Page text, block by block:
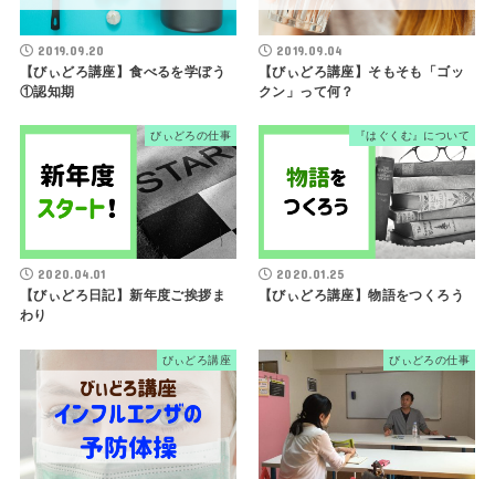
2019.09.20
【びぃどろ講座】食べるを学ぼう
①認知期
2019.09.04
【びぃどろ講座】そもそも「ゴッ
クン」って何？
びぃどろの仕事
2020.04.01
【びぃどろ日記】新年度ご挨拶ま
わり
『はぐくむ』について
2020.01.25
【びぃどろ講座】物語をつくろう
びぃどろ講座 びぃどろの仕事